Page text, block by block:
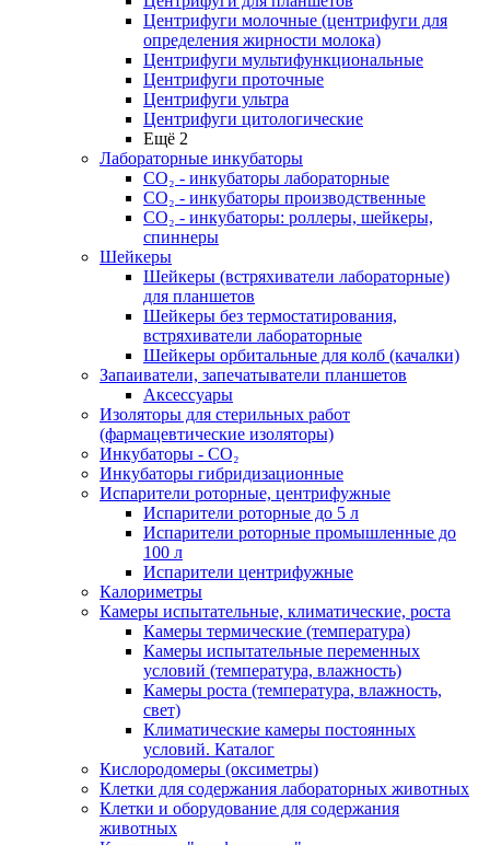
Центрифуги молочные (центрифуги для
определения жирности молока)
Центрифуги мультифункциональные
Центрифуги проточные
Центрифуги ультра
Центрифуги цитологические
Ещё 2
Лабораторные инкубаторы
СО₂ - инкубаторы лабораторные
СО₂ - инкубаторы производственные
СО₂ - инкубаторы: роллеры, шейкеры,
спиннеры
Шейкеры
Шейкеры (встряхиватели лабораторные)
для планшетов
Шейкеры без термостатирования,
встряхиватели лабораторные
Шейкеры орбитальные для колб (качалки)
Запаиватели, запечатыватели планшетов
Аксессуары
Изоляторы для стерильных работ
(фармацевтические изоляторы)
Инкубаторы - CO₂
Инкубаторы гибридизационные
Испарители роторные, центрифужные
Испарители роторные до 5 л
Испарители роторные промышленные до
100 л
Испарители центрифужные
Калориметры
Камеры испытательные, климатические, роста
Камеры термические (температура)
Камеры испытательные переменных
условий (температура, влажность)
Камеры роста (температура, влажность,
свет)
Климатические камеры постоянных
условий. Каталог
Кислородомеры (оксиметры)
Клетки для содержания лабораторных животных
Клетки и оборудование для содержания
животных